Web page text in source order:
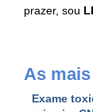
prazer, sou
As
Exame